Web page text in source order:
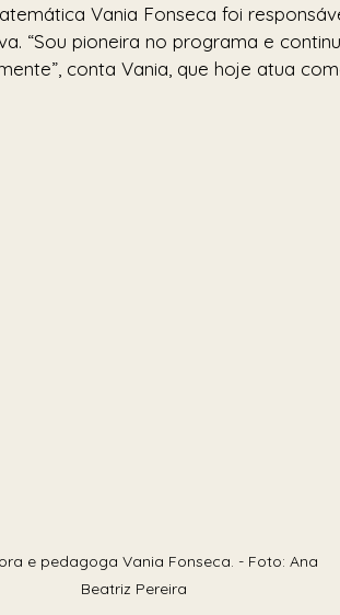
Vania Fonseca foi
“Sou pioneira no programa e
conta Vania, que hoje atua
e pedagoga Vania Fonseca. - Foto: Ana
Beatriz Pereira